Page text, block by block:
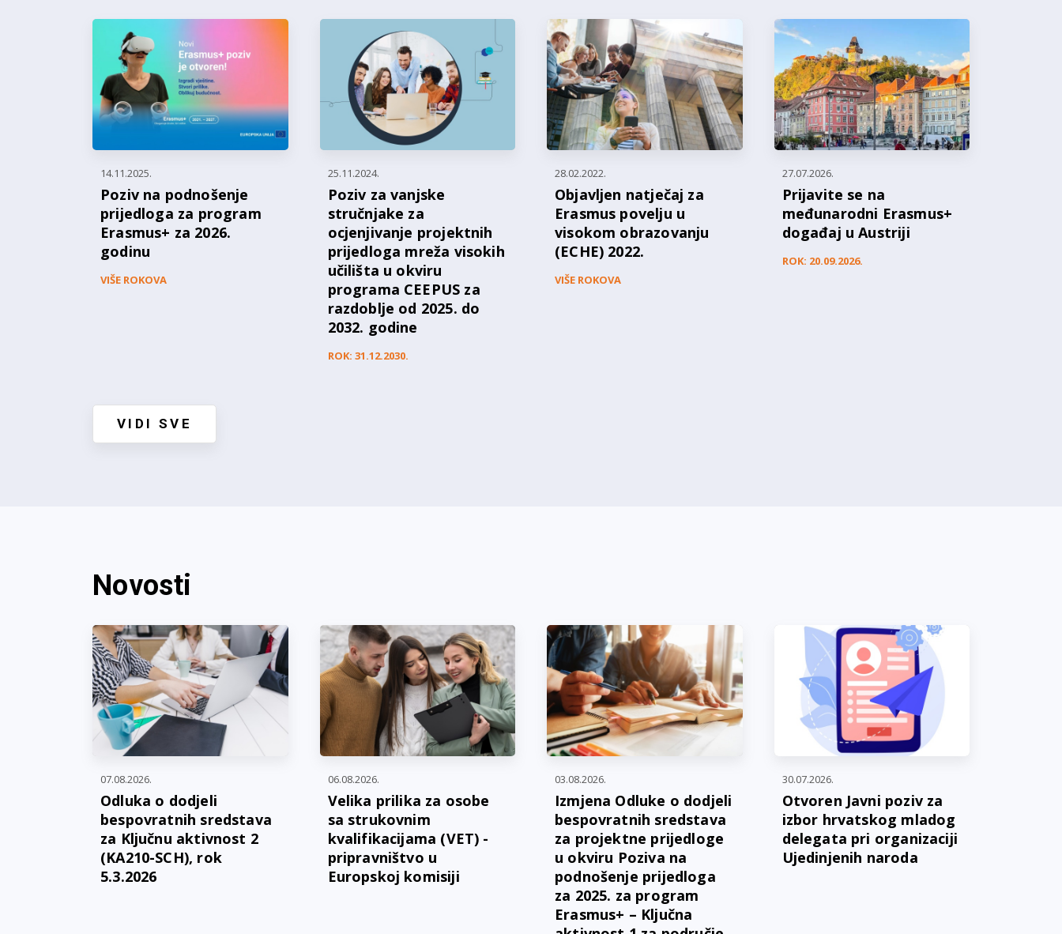
14.11.2025.
Poziv na podnošenje
prijedloga za program
Erasmus+ za 2026.
godinu
VIŠE ROKOVA
25.11.2024.
Poziv za vanjske
stručnjake za
ocjenjivanje projektnih
prijedloga mreža visokih
učilišta u okviru
programa CEEPUS za
razdoblje od 2025. do
2032. godine
ROK: 31.12.2030.
28.02.2022.
Objavljen natječaj za
Erasmus povelju u
visokom obrazovanju
(ECHE) 2022.
VIŠE ROKOVA
27.07.2026.
Prijavite se na
međunarodni Erasmus+
događaj u Austriji
ROK: 20.09.2026.
VIDI SVE
Novosti
07.08.2026.
Odluka o dodjeli
bespovratnih sredstava
za Ključnu aktivnost 2
(KA210-SCH), rok
5.3.2026
06.08.2026.
Velika prilika za osobe
sa strukovnim
kvalifikacijama (VET) -
pripravništvo u
Europskoj komisiji
03.08.2026.
Izmjena Odluke o dodjeli
bespovratnih sredstava
za projektne prijedloge
u okviru Poziva na
podnošenje prijedloga
za 2025. za program
Erasmus+ – Ključna
30.07.2026.
Otvoren Javni poziv za
izbor hrvatskog mladog
delegata pri organizaciji
Ujedinjenih naroda